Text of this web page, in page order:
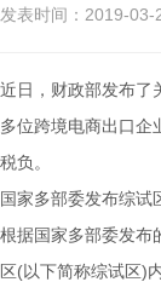
发表时间：2019-03-
近日，财政部发布了
多位跨境电商出口企
税负。
国家多部委发布综试
根据国家多部委发布
区(以下简称综试区)